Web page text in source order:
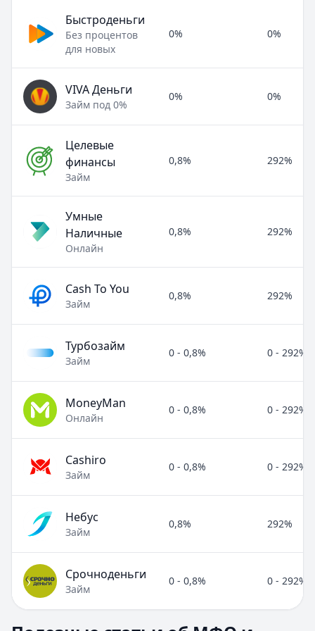
Быстроденьги
Без процентов
для новых
0% 0%
VIVA Деньги
Займ под 0%
0% 0%
Целевые
финансы
Займ
0,8% 292%
Умные
Наличные
Онлайн
0,8% 292%
Cash To You
Займ
0,8% 292%
Турбозайм
Займ
0 - 0,8% 0 - 292%
MoneyMan
Онлайн
0 - 0,8% 0 - 292%
Cashiro
Займ
0 - 0,8% 0 - 292%
Небус
Займ
0,8% 292%
Срочноденьги
Займ
0 - 0,8% 0 - 292%